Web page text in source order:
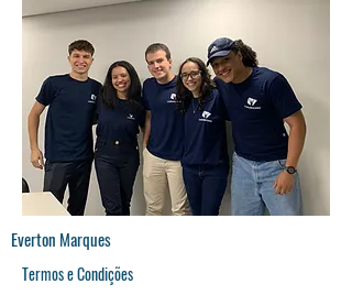
Everton Marques
Termos e Condições